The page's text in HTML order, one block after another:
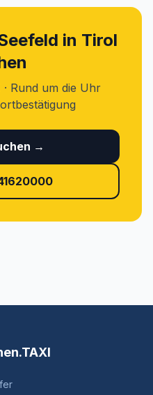
in Tirol
Rund um die Uhr
→